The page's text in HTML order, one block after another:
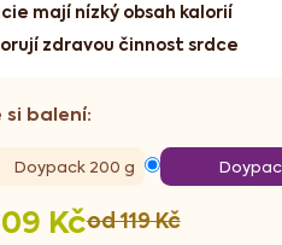
od 119 Kč
Kč
Doypack 200 g
mají nízký obsah kalorií
zdravou činnost srdce